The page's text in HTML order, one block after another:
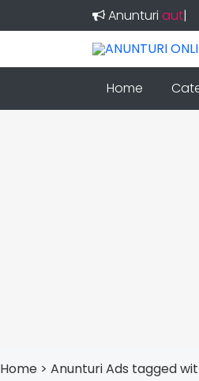
Anunturi auto
Home
Home > AnunturiAds tagged